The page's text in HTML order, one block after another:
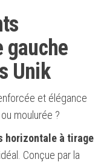
gauche
Unik
et élégance
moulurée ?
horizontale à tirage
Conçue par la